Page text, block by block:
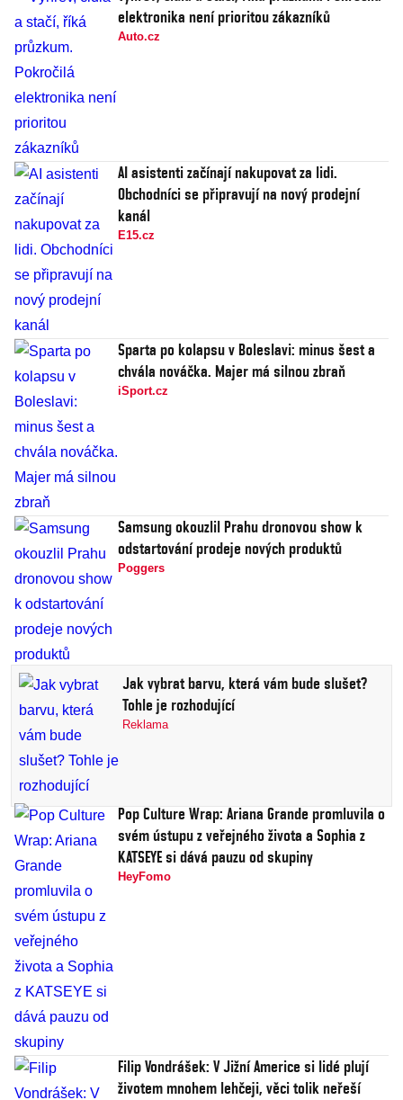
elektronika není prioritou zákazníků
Auto.cz
AI asistenti začínají nakupovat za lidi.
Obchodníci se připravují na nový prodejní
kanál
E15.cz
Sparta po kolapsu v Boleslavi: minus šest a
chvála nováčka. Majer má silnou zbraň
iSport.cz
Samsung okouzlil Prahu dronovou show k
odstartování prodeje nových produktů
Poggers
Jak vybrat barvu, která vám bude slušet?
Tohle je rozhodující
Reklama
Pop Culture Wrap: Ariana Grande promluvila o
svém ústupu z veřejného života a Sophia z
KATSEYE si dává pauzu od skupiny
HeyFomo
Filip Vondrášek: V Jižní Americe si lidé plují
životem mnohem lehčeji, věci tolik neřeší